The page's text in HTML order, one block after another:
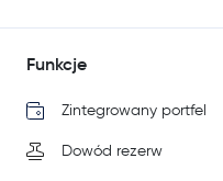
Funkcje
Zintegrowany portfel
Dowód rezerw